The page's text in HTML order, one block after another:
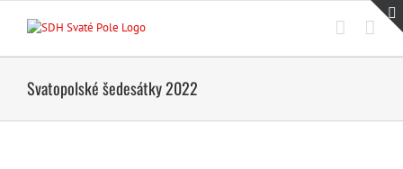
Svatopolské šedesátky 2022